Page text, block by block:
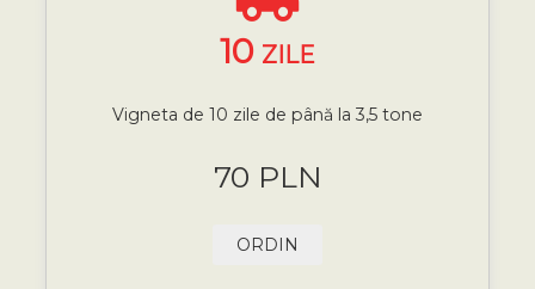
10 ZILE
Vigneta de 10 zile de până la 3,5 tone
70 PLN
ORDIN